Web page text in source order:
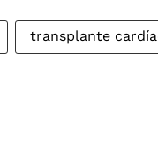
transplante